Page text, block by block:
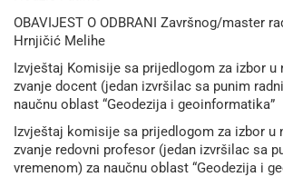
OBAVIJEST O ODBRANI Završnog/master
Hrnjičić Melihe
Izvještaj Komisije sa prijedlogom za izbor u
zvanje docent (jedan izvršilac sa punim
naučnu oblast “Geodezija i geoinformatika”
Izvještaj komisije sa prijedlogom za izbor u
zvanje redovni profesor (jedan izvršilac sa
vremenom) za naučnu oblast “Geodezija i